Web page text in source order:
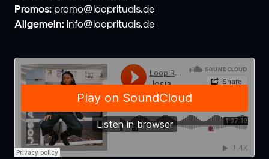
Promos: promo@looprituals.de
Allgemein: info@looprituals.de